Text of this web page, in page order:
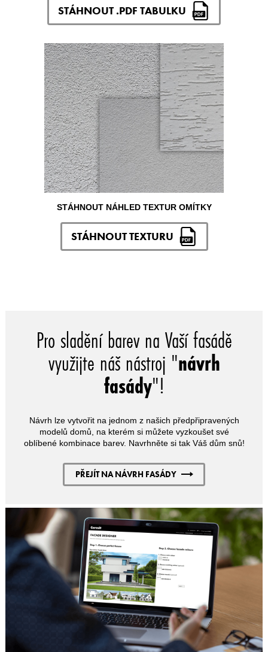
STÁHNOUT .PDF TABULKU
STÁHNOUT NÁHLED TEXTUR OMÍTKY
STÁHNOUT TEXTURU
Pro sladění barev na Vaší fasádě
využijte náš nástroj "návrh
fasády"!
Návrh lze vytvořit na jednom z našich předpřipravených
modelů domů, na kterém si můžete vyzkoušet své
oblíbené kombinace barev. Navrhněte si tak Váš dům snů!
PŘEJÍT NA NÁVRH FASÁDY